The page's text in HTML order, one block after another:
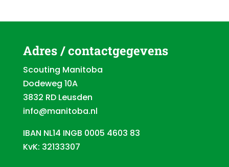
Adres / contactgegevens
Scouting Manitoba
Dodeweg 10A
3832 RD Leusden
info@manitoba.nl
IBAN NL14 INGB 0005 4603 83
KvK: 32133307